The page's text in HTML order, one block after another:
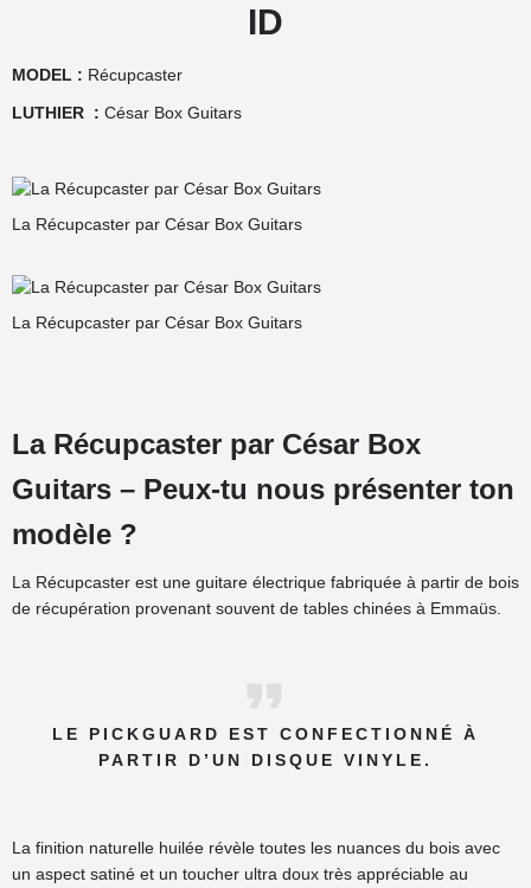
ID
MODEL : Récupcaster
LUTHIER : César Box Guitars
La Récupcaster par César Box Guitars
La Récupcaster par César Box Guitars
La Récupcaster par César Box
Guitars – Peux-tu nous présenter ton
modèle ?
La Récupcaster est une guitare électrique fabriquée à partir de bois
de récupération provenant souvent de tables chinées à Emmaüs.
LE PICKGUARD EST CONFECTIONNÉ À
PARTIR D’UN DISQUE VINYLE.
La finition naturelle huilée révèle toutes les nuances du bois avec
un aspect satiné et un toucher ultra doux très appréciable au